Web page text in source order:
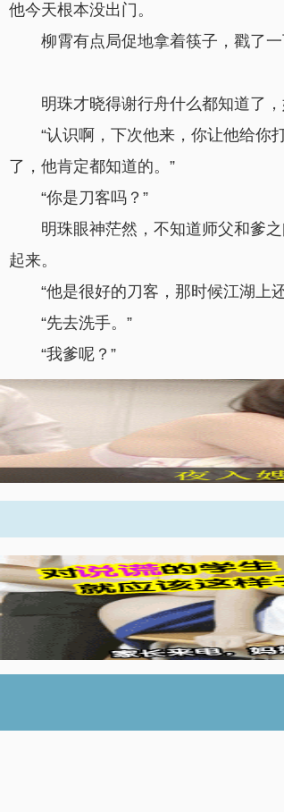
他今天根本没出门。
柳霄有点局促地拿着筷子，戳了
明珠才晓得谢行舟什么都知道了
“认识啊，下次他来，你让他给
了，他肯定都知道的。”
“你是刀客吗？”
明珠眼神茫然，不知道师父和爹
起来。
“他是很好的刀客，那时候江湖上
“先去洗手。”
“我爹呢？”